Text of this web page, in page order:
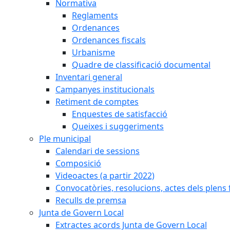
Normativa
Reglaments
Ordenances
Ordenances fiscals
Urbanisme
Quadre de classificació documental
Inventari general
Campanyes institucionals
Retiment de comptes
Enquestes de satisfacció
Queixes i suggeriments
Ple municipal
Calendari de sessions
Composició
Videoactes (a partir 2022)
Convocatòries, resolucions, actes dels plens
Reculls de premsa
Junta de Govern Local
Extractes acords Junta de Govern Local